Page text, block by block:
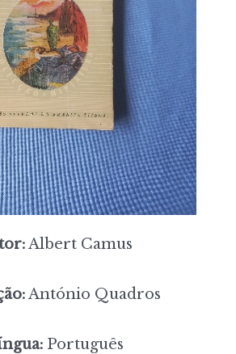
Albert Camus
António Quadros
Português